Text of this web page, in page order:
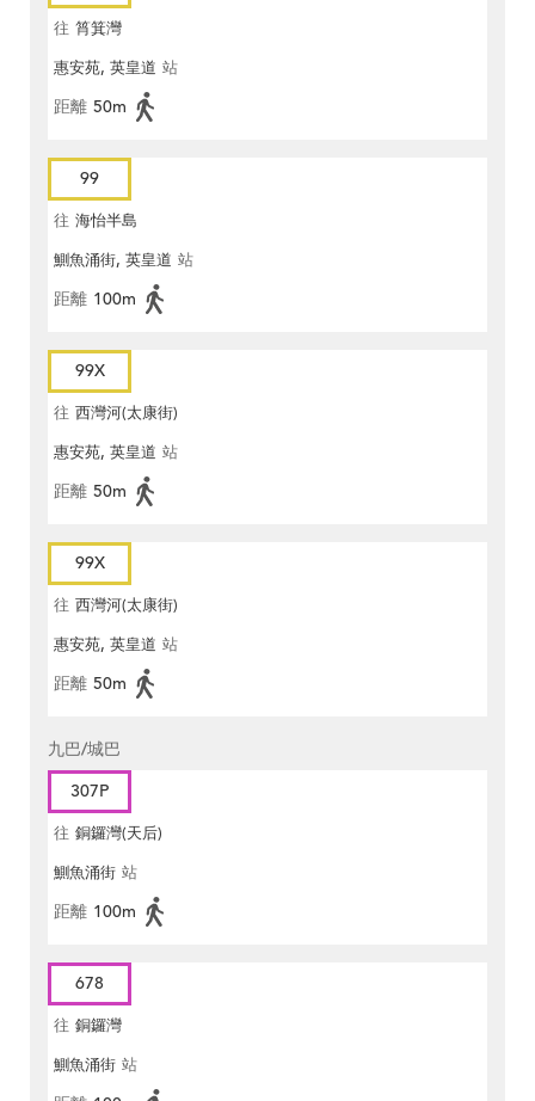
往 筲箕灣
惠安苑, 英皇道 站
距離 50m
99
往 海怡半島
鰂魚涌街, 英皇道 站
距離 100m
99X
往 西灣河(太康街)
惠安苑, 英皇道 站
距離 50m
99X
往 西灣河(太康街)
惠安苑, 英皇道 站
距離 50m
九巴/城巴
307P
往 銅鑼灣(天后)
鰂魚涌街 站
距離 100m
678
往 銅鑼灣
鰂魚涌街 站